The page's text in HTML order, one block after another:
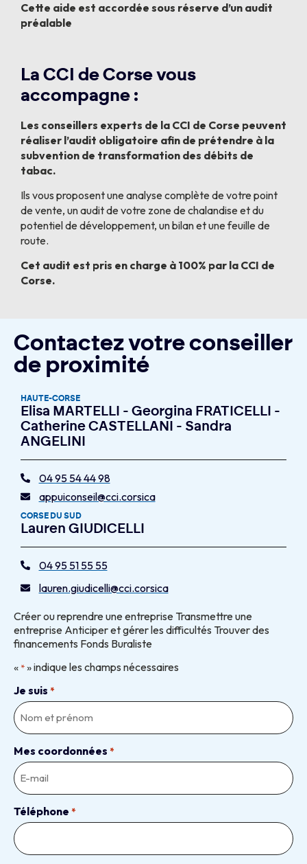
Cette aide est accordée sous réserve d’un audit
préalable
La CCI de Corse vous
accompagne :
Les conseillers experts de la CCI de Corse peuvent
réaliser l’audit obligatoire afin de prétendre à la
subvention de transformation des débits de
tabac.
Ils vous proposent une analyse complète de votre point
de vente, un audit de votre zone de chalandise et du
potentiel de développement, un bilan et une feuille de
route.
Cet audit est pris en charge à 100% par la CCI de
Corse.
Contactez votre conseiller
de proximité
HAUTE-CORSE
Elisa MARTELLI - Georgina FRATICELLI -
Catherine CASTELLANI - Sandra
ANGELINI
04 95 54 44 98
appuiconseil@cci.corsica
CORSE DU SUD
Lauren GIUDICELLI
04 95 51 55 55
lauren.giudicelli@cci.corsica
Créer ou reprendre une entreprise Transmettre une
entreprise Anticiper et gérer les difficultés Trouver des
financements Fonds Buraliste
« *» indique les champs nécessaires
Je suis *
Mes coordonnées *
Téléphone *